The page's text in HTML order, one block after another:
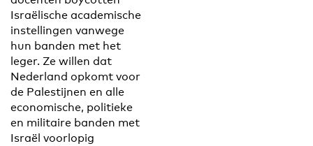
Israëlische academische
instellingen vanwege
hun banden met het
leger. Ze willen dat
Nederland opkomt voor
de Palestijnen en alle
economische, politieke
en militaire banden met
Israël voorlopig